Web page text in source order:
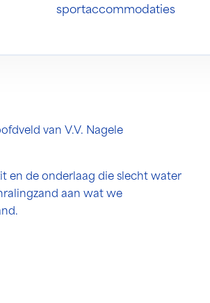
sportaccommodaties
van V.V. Nagele
en de onderlaag die slecht water
aan wat we